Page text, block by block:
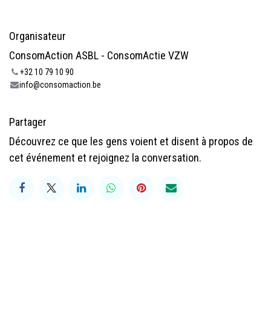
Organisateur
ConsomAction ASBL - ConsomActie VZW
+32 10 79 10 90
info@consomaction.be
Partager
Découvrez ce que les gens voient et disent à propos de
cet événement et rejoignez la conversation.